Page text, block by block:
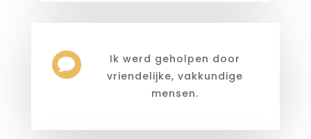

Ik werd geholpen door
vriendelijke, vakkundige
mensen.